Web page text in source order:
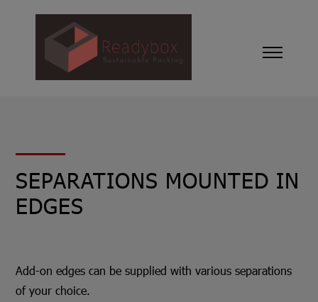
SEPARATIONS MOUNTED IN
EDGES
Add-on edges can be supplied with various separations
of your choice.